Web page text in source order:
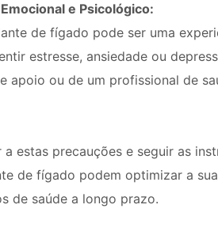
e Psicológico:
de fígado pode ser uma
estresse, ansiedade ou
apoio ou de um profissional de
a estas precauções e seguir as
de fígado podem optimizar a
de saúde a longo prazo.